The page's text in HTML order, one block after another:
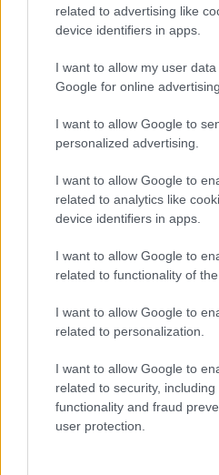
related to advertising like
device identifiers in apps.
I want to allow my user
Google for online
I want to allow Google to
personalized advertising.
I want to allow Google to
related to analytics like
device identifiers in apps.
I want to allow Google to
related to functionality of
I want to allow Google to
related to personalization.
I want to allow Google to
related to security,
functionality and fraud
user protection.
QUOTAZIONI CRYPTO
Gold (Terra
(PAXG)
BTC
(KBTC)
Steakhouse EURCV
(STEAKEURCV)